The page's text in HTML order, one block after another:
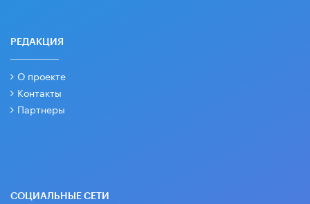
РЕДАКЦИЯ
О проекте
Контакты
Партнеры
СОЦИАЛЬНЫЕ СЕТИ